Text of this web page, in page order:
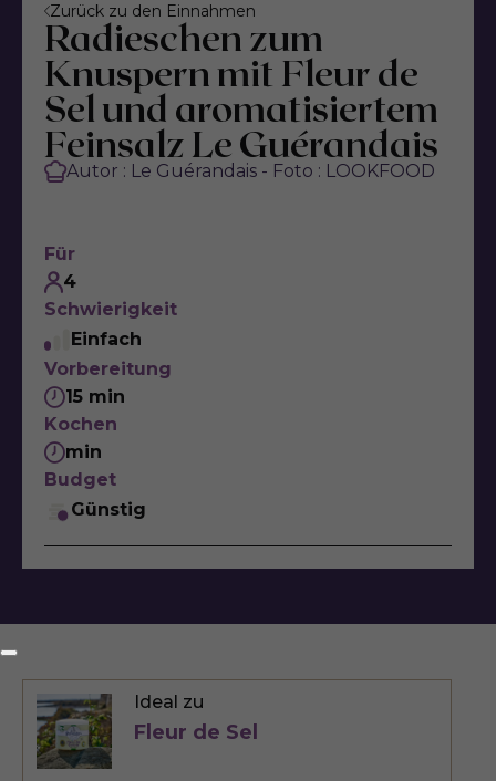
Zurück zu den Einnahmen
Radieschen zum
Knuspern mit Fleur de
Sel und aromatisiertem
Feinsalz Le Guérandais
Autor : Le Guérandais - Foto : LOOKFOOD
Für
4
Schwierigkeit
Einfach
Vorbereitung
15 min
Kochen
min
Budget
Günstig
Ideal zu
Fleur de Sel